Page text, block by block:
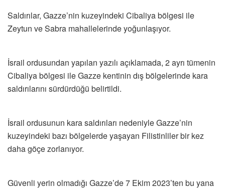
Saldırılar, Gazze’nin kuzeyindeki Cibaliya bölgesi ile
Zeytun ve Sabra mahallelerinde yoğunlaşıyor.
İsrail ordusundan yapılan yazılı açıklamada, 2 ayrı tümenin
Cibaliya bölgesi ile Gazze kentinin dış bölgelerinde kara
saldırılarını sürdürdüğü belirtildi.
İsrail ordusunun kara saldırıları nedeniyle Gazze’nin
kuzeyindeki bazı bölgelerde yaşayan Filistinliler bir kez
daha göçe zorlanıyor.
Güvenli yerin olmadığı Gazze’de 7 Ekim 2023’ten bu yana